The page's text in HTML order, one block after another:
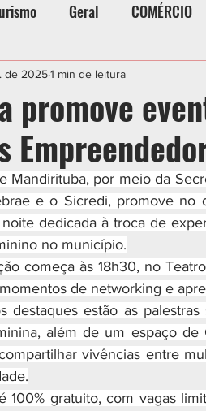
Geral COMÉRCIO
ESPORTE CIDADES
promove
de 20251 min de leitura
Mandirituba, por meio da
e o Sicredi, promove no
dedicada à troca de
no município.
às 18h30, no Teatro
de networking e
estão as palestras
além de um espaço
vivências entre
com vagas